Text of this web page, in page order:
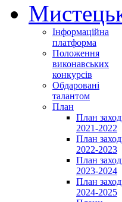
Інформаційна
платформа
Положення
виконавських
конкурсів
Обдаровані
талантом
План
План
2021-2022
План
2022-2023
План
2023-2024
План
2024-2025